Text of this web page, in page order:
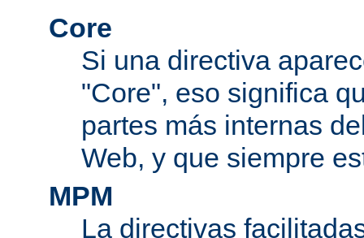
Core
Si una directiva
"Core", eso significa
partes más internas
Web, y que siempre
MPM
La directivas